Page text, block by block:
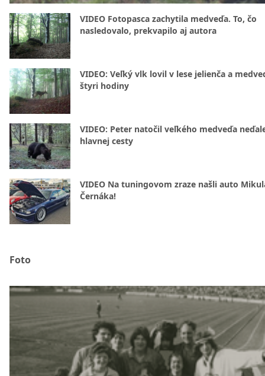
VIDEO Fotopasca zachytila medveďa. To, čo
nasledovalo, prekvapilo aj autora
VIDEO: Veľký vlk lovil v lese jelienča a
štyri hodiny
VIDEO: Peter natočil veľkého medveďa
hlavnej cesty
VIDEO Na tuningovom zraze našli auto
Černáka!
Foto